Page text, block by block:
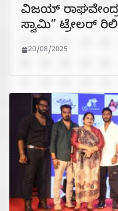
ವಿಜಯ್
ಸ್ವಾಮಿ” ಟ್ರೇಲರ್
20/08/2025